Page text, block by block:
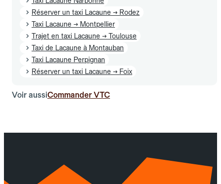
Réserver un taxi Lacaune → Rodez
Taxi Lacaune → Montpellier
Trajet en taxi Lacaune → Toulouse
Taxi de Lacaune à Montauban
Taxi Lacaune Perpignan
Réserver un taxi Lacaune → Foix
Voir aussiCommander VTC